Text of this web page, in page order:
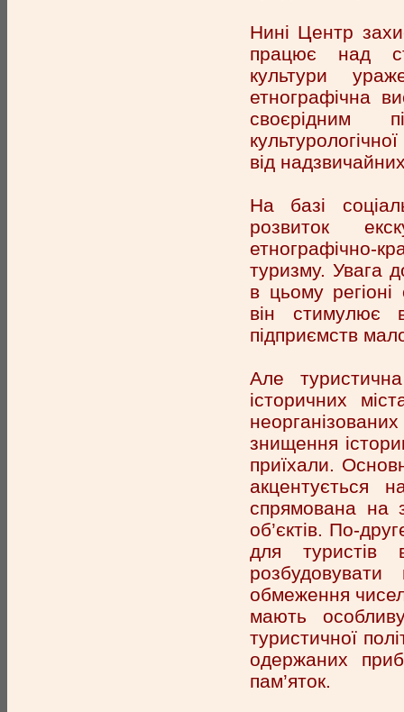
Нині Центр
працює над
культури
етнографічна
своєрідним
від
На базі
розвиток
етнографічно-
туризму. Увага
в цьому регіоні
він стимулює
підприємств
Але
історичних
знищення
приїхали.
акцентується
спрямована на
об’єктів. По-
для туристів
обмеження
мають
туристичної
одержаних
пам’яток.